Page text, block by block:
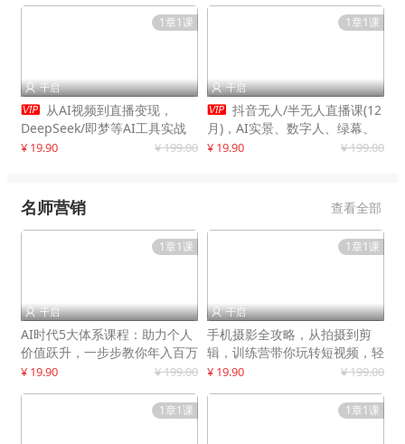
1章1课
 千启
 从AI视频到直播变现，
DeepSeek/即梦等AI工具实战
教学，生产爆款视频，打造高流
¥ 19.90 ¥ 199.00
1章1课
 千启
 抖音无人/半无人直播课(12
月)，AI实景、数字人、绿幕、
多种玩法、24小时自动盈利
¥ 19.90 ¥ 199.00
名师营销 查看全部
1章1课
 千启
AI时代5大体系课程：助力个人
价值跃升，一步步教你年入百万
¥ 19.90 ¥ 199.00
1章1课
 千启
手机摄影全攻略，从拍摄到剪
辑，训练营带你玩转短视频，轻
松拍大片
¥ 19.90 ¥ 199.00
1章1课 1章1课